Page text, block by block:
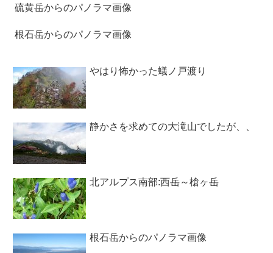
硫黄岳からのパノラマ画像
根石岳からのパノラマ画像
やはり怖かった蟻ノ戸渡り
静かさを求めての大滝山でしたが、、
北アルプス南部:西岳～槍ヶ岳
根石岳からのパノラマ画像